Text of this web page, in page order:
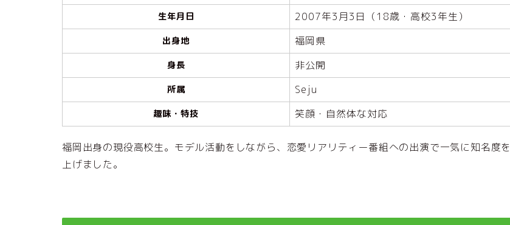
生年月日 2007年3月3日（18歳・高校3年生）
出身地 福岡県
身長 非公開
所属 Seju
趣味・特技 笑顔・自然体な対応
福岡出身の現役高校生。モデル活動をしながら、恋愛リアリティー番組への出演で一気に知名度を
上げました。